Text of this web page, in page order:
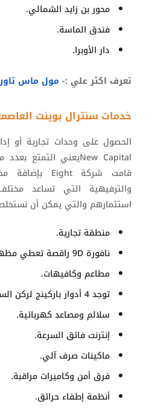
محور بن زايد الشمالي.
فندق الماسة.
دار الأوبرا.
تعرف اكثر علي :- مول ماس تاور
خدمات سنترال بوينت
الحصول على وحدات تجارية أو
New Capitalيعني التمتع بعدد
قامت شركة Eight بإضافة
والترفيهية التي تساعد
استثمارهم والتي يمكن أن
منطقة تجارية.
نافورة 9D راقصة تعطي
مطاعم وكافيهات.
توجد 4 أدوار باركينج لركن السيارات.
سلالم ومصاعد كهربائية.
إنترنت فائق السرعة.
ماكينات صرف آلي.
فرق أمن وكاميرات مراقبة.
أنظمة إطفاء حرائق.